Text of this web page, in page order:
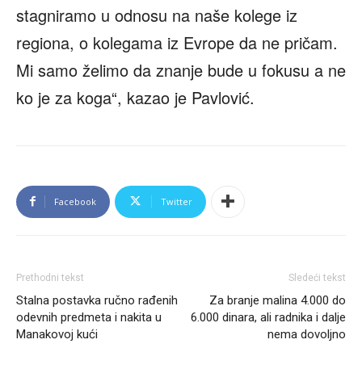
stagniramo u odnosu na naše kolege iz
regiona, o kolegama iz Evrope da ne pričam.
Mi samo želimo da znanje bude u fokusu a ne
ko je za koga“, kazao je Pavlović.
Facebook Twitter
Prethodni tekst
Stalna postavka ručno rađenih
odevnih predmeta i nakita u
Manakovoj kući
Sledeći tekst
Za branje malina 4.000 do
6.000 dinara, ali radnika i dalje
nema dovoljno